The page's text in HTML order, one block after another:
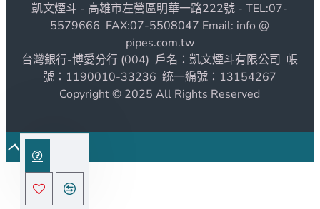
凱文煙斗 - 高雄市左營區明華一路222號 - TEL:07-
5579666 FAX:07-5508047 Email: info @
pipes.com.tw
台灣銀行-博愛分行 (004) 戶名：凱文煙斗有限公司 帳
號：1190010-33236 統一編號：13154267
Copyright © 2025 All Rights Reserved